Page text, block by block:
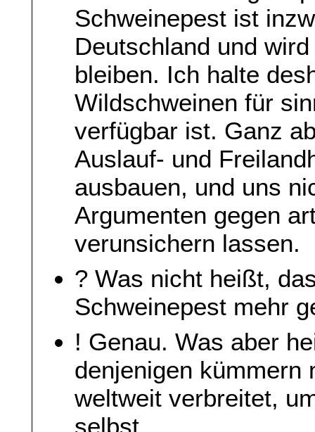
Schweinepest ist
Deutschland und
bleiben. Ich halte
Wildschweinen für
verfügbar ist. Ganz
Auslauf- und
ausbauen, und uns
Argumenten gegen
verunsichern lassen.
? Was nicht heißt,
Schweinepest mehr
! Genau. Was aber
denjenigen kümmern
weltweit verbreitet,
selbst.